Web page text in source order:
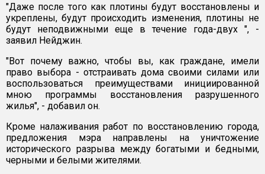
"Даже после того как плотины будут восстановлены и
укреплены, будут происходить изменения, плотины не
будут неподвижными еще в течение года-двух ", -
заявил Нейджин.
"Вот почему важно, чтобы вы, как граждане, имели
право выбора - отстраивать дома своими силами или
воспользоваться преимуществами инициированной
мною программы восстановления разрушенного
жилья", - добавил он.
Кроме налаживания работ по восстановлению города,
предложения мэра направлены на уничтожение
исторического разрыва между богатыми и бедными,
черными и белыми жителями.